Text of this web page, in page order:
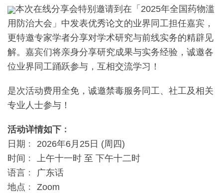
本次在线分享会特别邀请到在「2025年全国药物滥
用防治大会」中发表优秀论文的业界同工担任嘉宾，
更特邀专家学者分享对学术研究与前线实务的精辟见
解。嘉宾们将亲身分享研究成果与实务经验，诚邀各
位业界同工踊跃参与，互相交流学习！
是次活动费用全免，诚邀禁毒服务同工、社工及相关
专业人士参与！
活动详情如下﹕
日期﹕ 2026年6月25日 (周四)
时间﹕ 上午十一时 至 下午十二时
语言﹕ 广东话
地点﹕ Zoom